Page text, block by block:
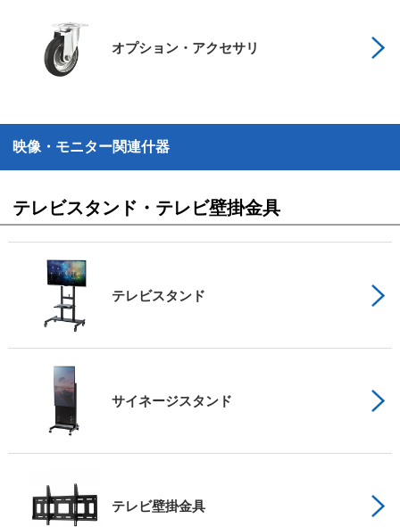
オプション・アクセサリ
映像・モニター関連什器
テレビスタンド・テレビ壁掛金具
テレビスタンド
サイネージスタンド
テレビ壁掛金具